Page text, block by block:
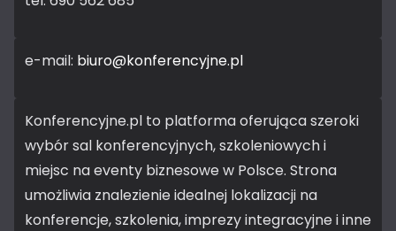
e-mail: biuro@konferencyjne.pl
Konferencyjne.pl to platforma oferująca szeroki
wybór sal konferencyjnych, szkoleniowych i
miejsc na eventy biznesowe w Polsce. Strona
umożliwia znalezienie idealnej lokalizacji na
konferencje, szkolenia, imprezy integracyjne i inne